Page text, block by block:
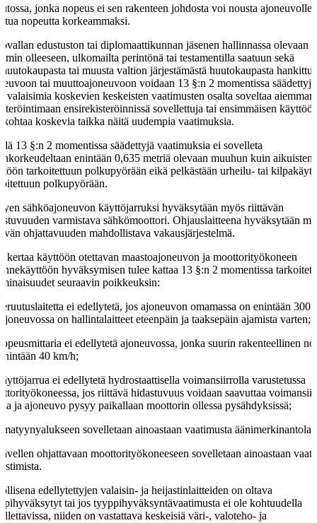
jonka nopeus ei sen rakenteen johdosta voi nousta ajoneuvolle
nopeutta korkeammaksi.
edustuston tai diplomaattikunnan jäsenen hallinnassa olevaan
olleeseen, ulkomailta perintönä tai testamentilla saatuun sekä
tai muusta valtion järjestämästä huutokaupasta
tai muuttoajoneuvoon voidaan 13 §:n 2 momentissa
valaisimia koskevien keskeisten vaatimusten osalta soveltaa aiemman
ensirekisteröinnissä sovellettuja tai ensimmäisen
koskevia taikka näitä uudempia vaatimuksia.
13 §:n 2 momentissa säädettyjä vaatimuksia ei sovelleta
enintään 0,635 metriä olevaan muuhun kuin aikuisten
tarkoitettuun polkupyörään eikä pelkästään urheilu- tai
polkupyörään.
sähköajoneuvon käyttöjarruksi hyväksytään myös riittävän
varmistava sähkömoottori. Ohjauslaitteena hyväksytään
ohjattavuuden mahdollistava vakausjärjestelmä.
kertaa käyttöön otettavan maastoajoneuvon ja moottorityökoneen
hyväksymisen tulee kattaa 13 §:n 2 momentissa
seuraavin poikkeuksin:
ei edellytetä, jos ajoneuvon omamassa on enintään 300
on hallintalaitteet eteenpäin ja taaksepäin ajamista varten;
ei edellytetä ajoneuvossa, jonka suurin rakenteellinen
40 km/h;
ei edellytetä hydrostaattisella voimansiirrolla varustetussa
jos riittävä hidastuvuus voidaan saavuttaa
ja ajoneuvo pysyy paikallaan moottorin ollessa pysähdyksissä;
sovelletaan ainoastaan vaatimusta
ohjattavaan moottorityökoneeseen sovelletaan ainoastaan
edellytettyjen valaisin- ja heijastinlaitteiden on oltava
tai jos tyyppihyväksyntävaatimusta ei ole kohtuudella
niiden on vastattava keskeisiä väri-, valoteho- ja